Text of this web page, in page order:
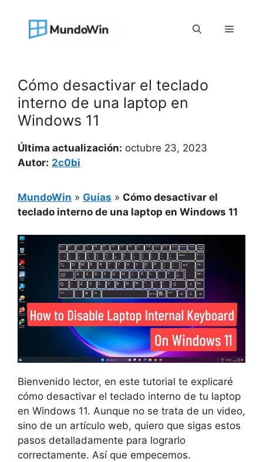
contenido
Menú
Cómo desactivar el teclado
interno de una laptop en
Windows 11
Última actualización: octubre 23, 2023
Autor: 2c0bi
MundoWin » Guías » Cómo desactivar el
teclado interno de una laptop en Windows 11
Bienvenido lector, en este tutorial te explicaré
cómo desactivar el teclado interno de tu laptop
en Windows 11. Aunque no se trata de un video,
sino de un artículo web, quiero que sigas estos
pasos detalladamente para lograrlo
correctamente. Así que empecemos.